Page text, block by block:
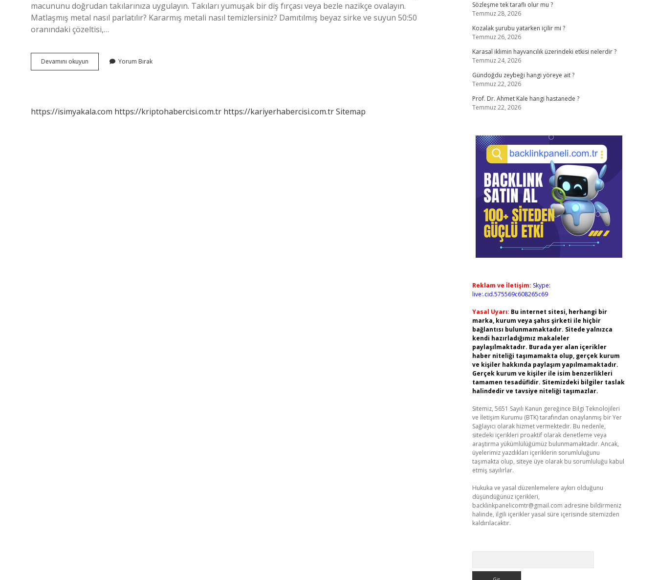
macununu doğrudan takılarınıza uygulayın. Takıları yumuşak bir diş fırçası veya bezle nazikçe ovalayın.
Matlaşmış metal nasıl parlatılır? Kararmış metali nasıl temizlersiniz? Damıtılmış beyaz sirke ve suyun 50:50
oranındaki çözeltisi,…
Devamını okuyun
Ne
Yorum Bırak
https://isimyakala.com https://kriptohabercisi.com.tr https://kariyerhabercisi.com.trSitemap
Sözleşme tek taraflı olur mu ?
Temmuz 28, 2026
Kozalak şurubu yatarken içilir mi ?
Temmuz 26, 2026
Karasal iklimin hayvancılık üzerindeki etkisi nelerdir ?
Temmuz 24, 2026
Gündoğdu zeybeği hangi yöreye ait ?
Temmuz 22, 2026
Prof. Dr. Ahmet Kale hangi hastanede ?
Temmuz 22, 2026
Reklam ve İletişim: Skype:
live:.cid.575569c608265c69
Yasal Uyarı: Bu internet sitesi, herhangi bir
marka, kurum veya şahıs şirketi ile hiçbir
bağlantısı bulunmamaktadır. Sitede yalnızca
kendi hazırladığımız makaleler
paylaşılmaktadır. Burada yer alan içerikler
haber niteliği taşımamakta olup, gerçek kurum
ve kişiler hakkında paylaşım yapılmamaktadır.
Gerçek kurum ve kişiler ile isim benzerlikleri
tamamen tesadüfidir. Sitemizdeki bilgiler taslak
halindedir ve tavsiye niteliği taşımazlar.
Sitemiz, 5651 Sayılı Kanun gereğince Bilgi Teknolojileri
ve İletişim Kurumu (BTK) tarafından onaylanmış bir Yer
Sağlayıcı olarak hizmet vermektedir. Bu nedenle,
sitedeki içerikleri proaktif olarak denetleme veya
araştırma yükümlülüğümüz bulunmamaktadır. Ancak,
üyelerimiz yazdıkları içeriklerin sorumluluğunu
taşımakta olup, siteye üye olarak bu sorumluluğu kabul
etmiş sayılırlar.
Hukuka ve yasal düzenlemelere aykırı olduğunu
düşündüğünüz içerikleri,
backlinkpanelicomtr@gmail.com adresine bildirmeniz
halinde, ilgili içerikler yasal süre içerisinde sitemizden
kaldırılacaktır.